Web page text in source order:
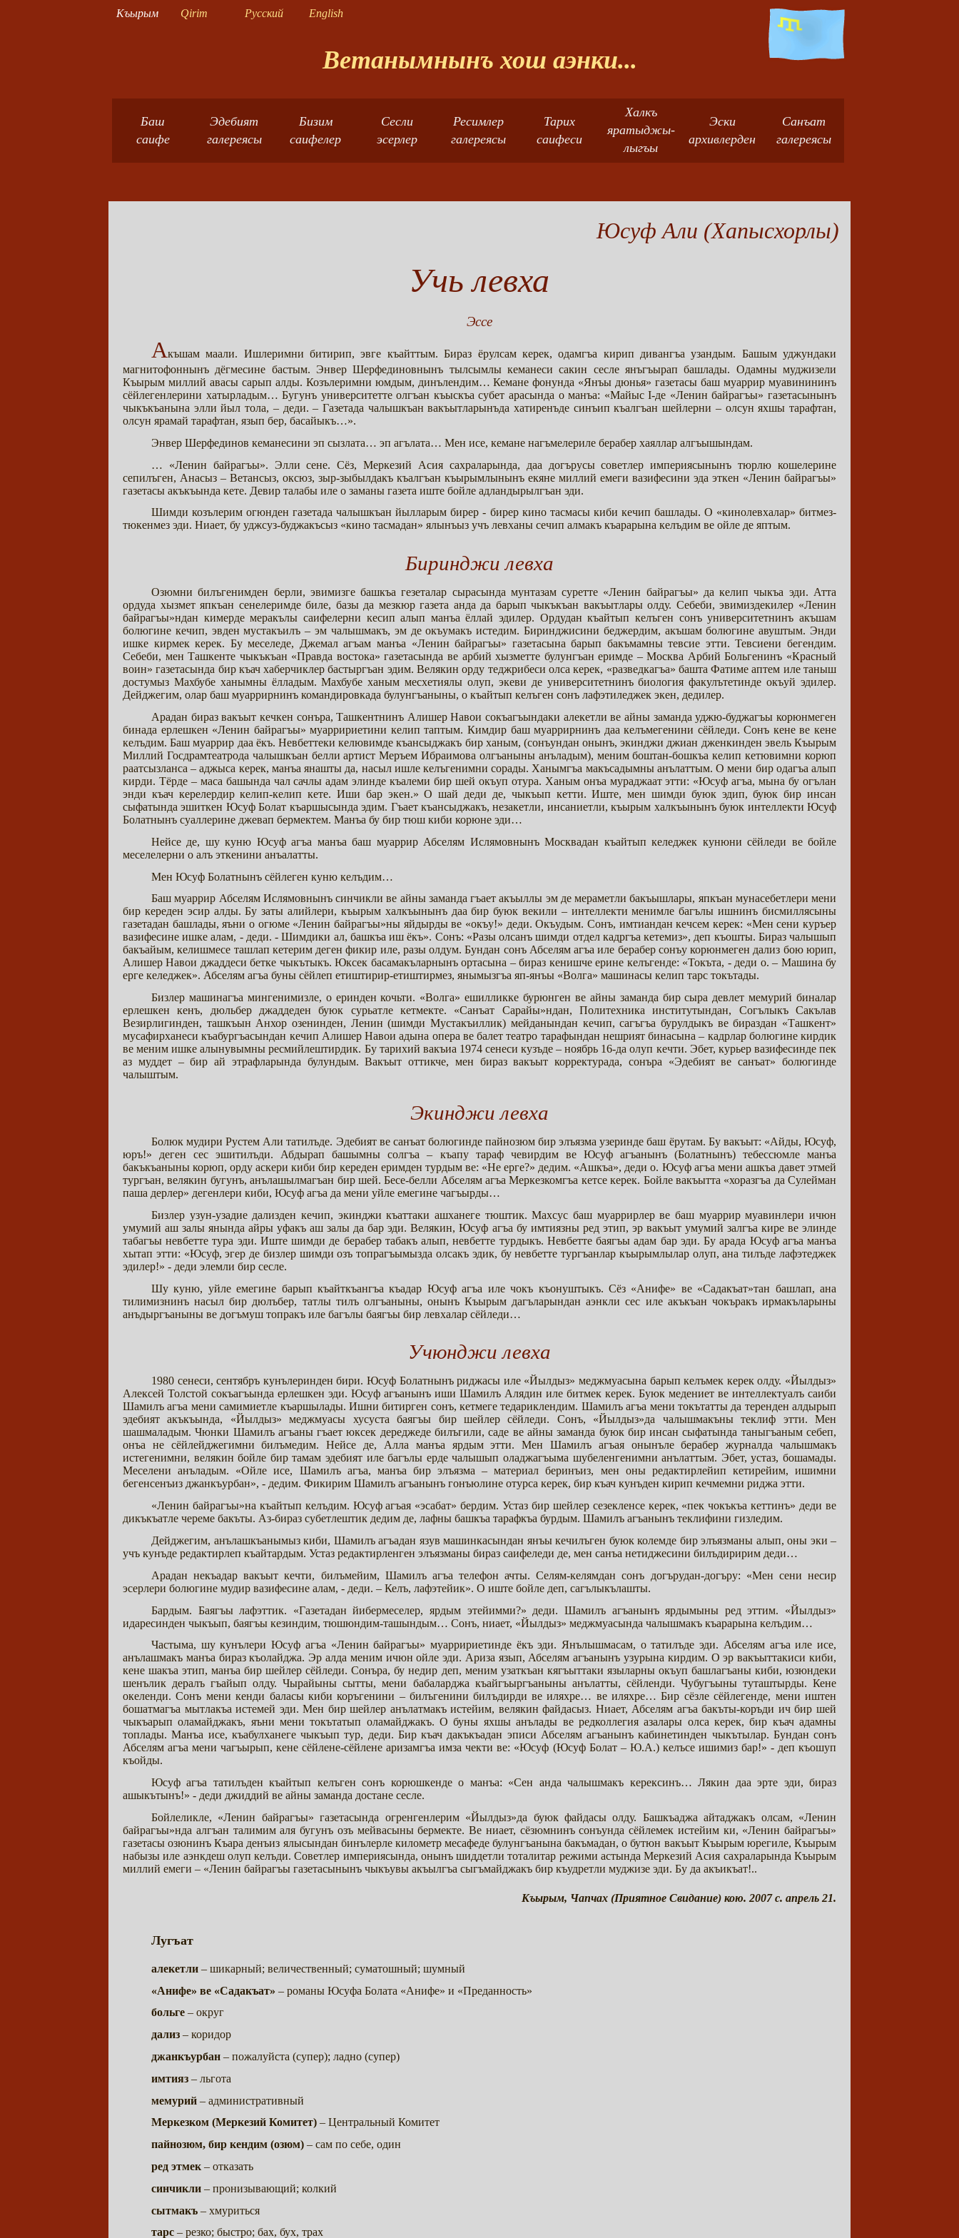
Къырым Qirim Русский English
Ветанымнынъ хош аэнки...
Баш
саифе
Эдебият
галереясы
Бизим
саифелер
Сесли
эсерлер
Ресимлер
галереясы
Тарих
саифеси
Халкъ
яратыджы-
лыгъы
Эски
архивлерден
Санъат
галереясы
Юсуф Али (Хапысхорлы)
Учь левха
Эссе
Акъшам маали. Ишлеримни битирип, эвге къайттым. Бираз ёрулсам керек, одамгъа кирип дивангъа узандым. Башым уджундаки
магнитофоннынъ дёгмесине бастым. Энвер Шерфединовнынъ тылсымлы кеманеси сакин сесле янъгъырап башлады. Одамны муджизели
Къырым миллий авасы сарып алды. Козълеримни юмдым, динълендим… Кемане фонунда «Янъы дюнья» газетасы баш муаррир муавинининъ
сёйлегенлерини хатырладым… Бугунъ университетте олгъан къыскъа субет арасында о манъа: «Майыс I-де «Ленин байрагъы» газетасынынъ
чыкъкъанына элли йыл тола, – деди. – Газетада чалышкъан вакъытларынъда хатиренъде синъип къалгъан шейлерни – олсун яхшы тарафтан,
олсун ярамай тарафтан, язып бер, басайыкъ…».
Энвер Шерфединов кеманесини эп сызлата… эп агълата… Мен исе, кемане нагъмелериле берабер хаяллар алгъышындам.
… «Ленин байрагъы». Элли сене. Сёз, Меркезий Асия сахраларында, даа догърусы советлер империясынынъ тюрлю кошелерине
сепилъген, Анасыз – Ветансыз, оксюз, зыр-зыбылдакъ къалгъан къырымлынынъ екяне миллий емеги вазифесини эда эткен «Ленин байрагъы»
газетасы акъкъында кете. Девир талабы иле о заманы газета иште бойле адландырылгъан эди.
Шимди козълерим огюнден газетада чалышкъан йылларым бирер - бирер кино тасмасы киби кечип башлады. О «кинолевхалар» битмез-
тюкенмез эди. Ниает, бу уджсуз-буджакъсыз «кино тасмадан» ялынъыз учъ левханы сечип алмакъ къарарына келъдим ве ойле де яптым.
Биринджи левха
Озюмни билъгенимден берли, эвимизге башкъа гезеталар сырасында мунтазам суретте «Ленин байрагъы» да келип чыкъа эди. Атта
ордуда хызмет япкъан сенелеримде биле, базы да мезкюр газета анда да барып чыкъкъан вакъытлары олду. Себеби, эвимиздекилер «Ленин
байрагъы»ндан кимерде меракълы саифелерни кесип алып манъа ёллай эдилер. Ордудан къайтып келъген сонъ университетнинъ акъшам
болюгине кечип, эвден мустакъилъ – эм чалышмакъ, эм де окъумакъ истедим. Биринджисини беджердим, акъшам болюгине авуштым. Энди
ишке кирмек керек. Бу меселеде, Джемал агъам манъа «Ленин байрагъы» газетасына барып бакъмамны тевсие этти. Тевсиени бегендим.
Себеби, мен Ташкенте чыкъкъан «Правда востока» газетасында ве арбий хызметте булунгъан еримде – Москва Арбий Больгенинъ «Красный
воин» газетасында бир къач хаберчиклер бастыргъан эдим. Велякин орду теджрибеси олса керек, «разведкагъа» башта Фатиме аптем иле таныш
достумыз Махбубе ханымны ёлладым. Махбубе ханым месхетиялы олуп, экеви де университетнинъ биология факулътетинде окъуй эдилер.
Дейджегим, олар баш муаррирнинъ командировкада булунгъаныны, о къайтып келъген сонъ лафэтиледжек экен, дедилер.
Арадан бираз вакъыт кечкен сонъра, Ташкентнинъ Алишер Навои сокъагъындаки алекетли ве айны заманда уджю-буджагъы корюнмеген
бинада ерлешкен «Ленин байрагъы» муарририетини келип таптым. Кимдир баш муаррирнинъ даа келъмегенини сёйледи. Сонъ кене ве кене
келъдим. Баш муаррир даа ёкъ. Невбеттеки келювимде къансыджакъ бир ханым, (сонъундан онынъ, экинджи джиан дженкинден эвель Къырым
Миллий Госдрамтеатрода чалышкъан белли артист Меръем Ибраимова олгъаныны анъладым), меним боштан-бошкъа келип кетювимни корюп
раатсызланса – аджыса керек, манъа янашты да, насыл ишле келъгенимни сорады. Ханымгъа макъсадымны анълаттым. О мени бир одагъа алып
кирди. Тёрде – маса башында чал сачлы адам элинде къалеми бир шей окъуп отура. Ханым онъа мураджаат этти: «Юсуф агъа, мына бу огълан
энди къач керелердир келип-келип кете. Иши бар экен.» О шай деди де, чыкъып кетти. Иште, мен шимди буюк эдип, буюк бир инсан
сыфатында эшиткен Юсуф Болат къаршысында эдим. Гъает къансыджакъ, незакетли, инсаниетли, къырым халкъынынъ буюк интеллекти Юсуф
Болатнынъ суаллерине джевап бермектем. Манъа бу бир тюш киби корюне эди…
Нейсе де, шу куню Юсуф агъа манъа баш муаррир Абселям Ислямовнынъ Москвадан къайтып келеджек кунюни сёйледи ве бойле
меселелерни о алъ эткенини анъалатты.
Мен Юсуф Болатнынъ сёйлеген куню келъдим…
Баш муаррир Абселям Ислямовнынъ синчикли ве айны заманда гъает акъыллы эм де мераметли бакъышлары, япкъан мунасебетлери мени
бир кереден эсир алды. Бу заты алийлери, къырым халкъынынъ даа бир буюк векили – интеллекти менимле багълы ишнинъ бисмиллясыны
газетадан башлады, яъни о огюме «Ленин байрагъы»ны яйдырды ве «окъу!» деди. Окъудым. Сонъ, имтиандан кечсем керек: «Мен сени куръер
вазифесине ишке алам, - деди. - Шимдики ал, башкъа иш ёкъ». Сонъ: «Разы олсанъ шимди отдел кадргъа кетемиз», деп къошты. Бираз чалышып
бакъайым, келишмесе ташлап кетерим деген фикир иле, разы олдум. Бундан сонъ Абселям агъа иле берабер сонъу корюнмеген дализ бою юрип,
Алишер Навои джаддеси бетке чыкътыкъ. Юксек басамакъларнынъ ортасына – бираз кенишче ерине келъгенде: «Токъта, - деди о. – Машина бу
ерге келеджек». Абселям агъа буны сёйлеп етиштирир-етиштирмез, янымызгъа яп-янъы «Волга» машинасы келип тарс токътады.
Бизлер машинагъа мингенимизле, о еринден кочьти. «Волга» ешилликке бурюнген ве айны заманда бир сыра девлет мемурий биналар
ерлешкен кенъ, дюльбер джаддеден буюк сурьатле кетмекте. «Санъат Сарайы»ндан, Политехника институтындан, Согълыкъ Сакълав
Везирлигинден, ташкъын Анхор озенинден, Ленин (шимди Мустакъиллик) мейданындан кечип, сагъгъа бурулдыкъ ве бираздан «Ташкент»
мусафирханеси къабургъасындан кечип Алишер Навои адына опера ве балет театро тарафындан нешрият бинасына – кадрлар болюгине кирдик
ве меним ишке алынувымны ресмийлештирдик. Бу тарихий вакъиа 1974 сенеси кузъде – ноябрь 16-да олуп кечти. Эбет, курьер вазифесинде пек
аз муддет – бир ай этрафларында булундым. Вакъыт оттикче, мен бираз вакъыт корректурада, сонъра «Эдебият ве санъат» болюгинде
чалыштым.
Экинджи левха
Болюк мудири Рустем Али татилъде. Эдебият ве санъат болюгинде пайнозюм бир элъязма узеринде баш ёрутам. Бу вакъыт: «Айды, Юсуф,
юръ!» деген сес эшитилъди. Абдырап башымны солгъа – къапу тараф чевирдим ве Юсуф агъанынъ (Болатнынъ) тебессюмле манъа
бакъкъаныны корюп, орду аскери киби бир кереден еримден турдым ве: «Не ерге?» дедим. «Ашкъа», деди о. Юсуф агъа мени ашкъа давет этмей
тургъан, велякин бугунъ, анълашылмагъан бир шей. Бесе-белли Абселям агъа Меркезкомгъа кетсе керек. Бойле вакъытта «хоразгъа да Сулейман
паша дерлер» дегенлери киби, Юсуф агъа да мени уйле емегине чагъырды…
Бизлер узун-узадие дализден кечип, экинджи къаттаки ашханеге тюштик. Махсус баш муаррирлер ве баш муаррир муавинлери ичюн
умумий аш залы янында айры уфакъ аш залы да бар эди. Велякин, Юсуф агъа бу имтиязны ред этип, эр вакъыт умумий залгъа кире ве элинде
табагъы невбетте тура эди. Иште шимди де берабер табакъ алып, невбетте турдыкъ. Невбетте баягъы адам бар эди. Бу арада Юсуф агъа манъа
хытап этти: «Юсуф, эгер де бизлер шимди озъ топрагъымызда олсакъ эдик, бу невбетте тургъанлар къырымлылар олуп, ана тилъде лафэтеджек
эдилер!» - деди элемли бир сесле.
Шу куню, уйле емегине барып къайткъангъа къадар Юсуф агъа иле чокъ къонуштыкъ. Сёз «Анифе» ве «Садакъат»тан башлап, ана
тилимизнинъ насыл бир дюлъбер, татлы тилъ олгъаныны, онынъ Къырым дагъларындан аэнкли сес иле акъкъан чокъракъ ирмакъларыны
анъдыргъаныны ве догъмуш топракъ иле багълы баягъы бир левхалар сёйледи…
Учюнджи левха
1980 сенеси, сентябръ кунълеринден бири. Юсуф Болатнынъ риджасы иле «Йылдыз» меджмуасына барып келъмек керек олду. «Йылдыз»
Алексей Толстой сокъагъында ерлешкен эди. Юсуф агъанынъ иши Шамилъ Алядин иле битмек керек. Буюк медениет ве интеллектуалъ саиби
Шамилъ агъа мени самимиетле къаршылады. Ишни битирген сонъ, кетмеге тедариклендим. Шамилъ агъа мени токътатты да теренден алдырып
эдебият акъкъында, «Йылдыз» меджмуасы хусуста баягъы бир шейлер сёйледи. Сонъ, «Йылдыз»да чалышмакъны теклиф этти. Мен
шашмаладым. Чюнки Шамилъ агъаны гъает юксек дереджеде билъгили, саде ве айны заманда буюк бир инсан сыфатында таныгъаным себеп,
онъа не сёйлейджегимни билъмедим. Нейсе де, Алла манъа ярдым этти. Мен Шамилъ агъая онынъле берабер журналда чалышмакъ
истегенимни, велякин бойле бир тамам эдебият иле багълы ерде чалышып оладжагъыма шубеленгенимни анълаттым. Эбет, устаз, бошамады.
Меселени анъладым. «Ойле исе, Шамилъ агъа, манъа бир элъязма – материал беринъиз, мен оны редактирлейип кетирейим, ишимни
бегенсенъиз джанкъурбан», - дедим. Фикирим Шамилъ агъанынъ гонъюлине отурса керек, бир къач кунъден кирип кечмемни риджа этти.
«Ленин байрагъы»на къайтып келъдим. Юсуф агъая «эсабат» бердим. Устаз бир шейлер сезекленсе керек, «пек чокъкъа кеттинъ» деди ве
дикъкъатле череме бакъты. Аз-бираз субетлештик дедим де, лафны башкъа тарафкъа бурдым. Шамилъ агъанынъ теклифини гизледим.
Дейджегим, анълашкъанымыз киби, Шамилъ агъадан язув машинкасындан янъы кечилъген буюк колемде бир элъязманы алып, оны эки –
учъ кунъде редактирлеп къайтардым. Устаз редактирленген элъязманы бираз саифеледи де, мен санъа нетиджесини билъдиририм деди…
Арадан некъадар вакъыт кечти, билъмейим, Шамилъ агъа телефон ачты. Селям-келямдан сонъ догърудан-догъру: «Мен сени несир
эсерлери болюгине мудир вазифесине алам, - деди. – Келъ, лафэтейик». О иште бойле деп, сагълыкълашты.
Бардым. Баягъы лафэттик. «Газетадан йибермеселер, ярдым этейимми?» деди. Шамилъ агъанынъ ярдымыны ред эттим. «Йылдыз»
идаресинден чыкъып, баягъы кезиндим, тюшюндим-ташындым… Сонъ, ниает, «Йылдыз» меджмуасында чалышмакъ къарарына келъдим…
Частыма, шу кунълери Юсуф агъа «Ленин байрагъы» муарририетинде ёкъ эди. Янълышмасам, о татилъде эди. Абселям агъа иле исе,
анълашмакъ манъа бираз къолайджа. Эр алда меним ичюн ойле эди. Ариза язып, Абселям агъанынъ узурына кирдим. О эр вакъыттакиси киби,
кене шакъа этип, манъа бир шейлер сёйледи. Сонъра, бу недир деп, меним узаткъан кягъыттаки языларны окъуп башлагъаны киби, юзюндеки
шенълик дералъ гъайып олду. Чырайыны сытты, мени бабаларджа къайгъыргъаныны анълатты, сёйленди. Чубугъыны туташтырды. Кене
океленди. Сонъ мени кенди баласы киби коръгенини – билъгенини билъдирди ве иляхре… ве иляхре… Бир сёзле сёйлегенде, мени иштен
бошатмагъа мытлакъа истемей эди. Мен бир шейлер анълатмакъ истейим, велякин файдасыз. Ниает, Абселям агъа бакъты-коръди ич бир шей
чыкъарып оламайджакъ, яъни мени токътатып оламайджакъ. О буны яхшы анълады ве редколлегия азалары олса керек, бир къач адамны
топлады. Манъа исе, къабулханеге чыкъып тур, деди. Бир къач дакъкъадан эписи Абселям агъанынъ кабинетинден чыкътылар. Бундан сонъ
Абселям агъа мени чагъырып, кене сёйлене-сёйлене аризамгъа имза чекти ве: «Юсуф (Юсуф Болат – Ю.А.) келъсе ишимиз бар!» - деп къошуп
къойды.
Юсуф агъа татилъден къайтып келъген сонъ корюшкенде о манъа: «Сен анда чалышмакъ керексинъ… Лякин даа эрте эди, бираз
ашыкътынъ!» - деди джиддий ве айны заманда достане сесле.
Бойлеликле, «Ленин байрагъы» газетасында огренгенлерим «Йылдыз»да буюк файдасы олду. Башкъаджа айтаджакъ олсам, «Ленин
байрагъы»нда алгъан талимим аля бугунъ озъ мейвасыны бермекте. Ве ниает, сёзюмнинъ сонъунда сёйлемек истейим ки, «Ленин байрагъы»
газетасы озюнинъ Къара денъиз ялысындан бинълерле километр месафеде булунгъанына бакъмадан, о бутюн вакъыт Къырым юрегиле, Къырым
набызы иле аэнкдеш олуп келъди. Советлер империясында, онынъ шиддетли тоталитар режими астында Меркезий Асия сахраларында Къырым
миллий емеги – «Ленин байрагъы газетасынынъ чыкъувы акъылгъа сыгъмайджакъ бир къудретли муджизе эди. Бу да акъикъат!..
Къырым, Чапчах (Приятное Свидание) кою. 2007 с. апрель 21.
Лугъат
алекетли – шикарный; величественный; суматошный; шумный
«Анифе» ве «Садакъат» – романы Юсуфа Болата «Анифе» и «Преданность»
больге – округ
дализ – коридор
джанкъурбан – пожалуйста (супер); ладно (супер)
имтияз – льгота
мемурий – административный
Меркезком (Меркезий Комитет) – Центральный Комитет
пайнозюм, бир кендим (озюм) – сам по себе, один
ред этмек – отказать
синчикли – пронизывающий; колкий
сытмакъ – хмуриться
тарс – резко; быстро; бах, бух, трах